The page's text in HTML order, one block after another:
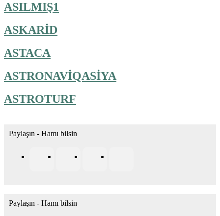
ASILMIŞ1
ASKARİD
ASTACA
ASTRONAVİQASİYA
ASTROTURF
Paylaşın - Hamı bilsin
Paylaşın - Hamı bilsin